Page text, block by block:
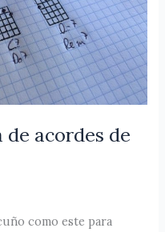
acordes de
como este para